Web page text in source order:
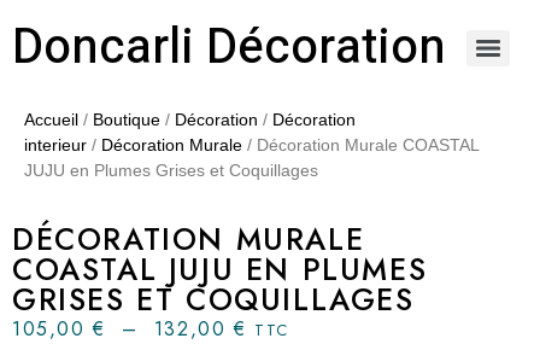
Doncarli Décoration
Accueil / Boutique / Décoration / Décoration
interieur / Décoration Murale / Décoration Murale COASTAL
JUJU en Plumes Grises et Coquillages
DÉCORATION MURALE
COASTAL JUJU EN PLUMES
GRISES ET COQUILLAGES
105,00€ – 132,00€ TTC